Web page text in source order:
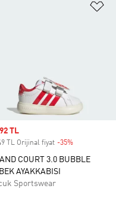
price
TL
TL Orijinal fiyat -35%
COURT 3.0 BUBBLE
AYAKKABISI
Sportswear